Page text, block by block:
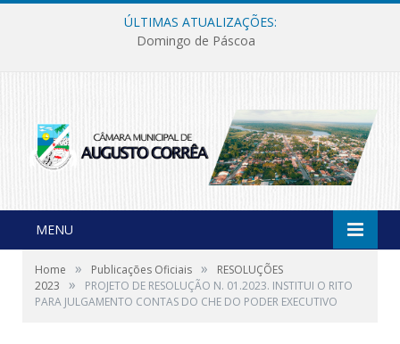
ÚLTIMAS ATUALIZAÇÕES:
Domingo de Páscoa
MENU
Home » Publicações Oficiais »
RESOLUÇÕES
2023
»
PROJETO DE RESOLUÇÃO N. 01.2023. INSTITUI O RITO
PARA JULGAMENTO CONTAS DO CHE DO PODER EXECUTIVO